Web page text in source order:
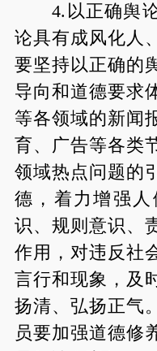
4.以正确舆论
论具有成风化人
要坚持以正确的
导向和道德要求
等各领域的新闻
育、广告等各类
领域热点问题的
德，着力增强
识、规则意识、
作用，对违反社
言行和现象，及
扬清、弘扬正气
员要加强道德修